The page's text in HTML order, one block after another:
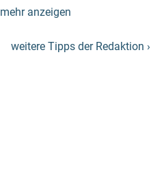
mehr anzeigen
weitere Tipps der Redaktion ›